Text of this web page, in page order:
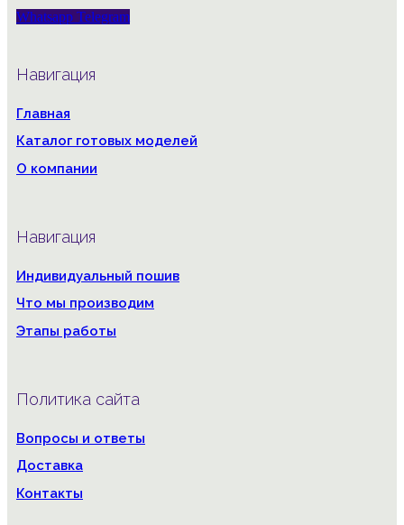
Whatsapp Telegram
Навигация
Главная
Каталог готовых моделей
О компании
Навигация
Индивидуальный пошив
Что мы производим
Этапы работы
Политика сайта
Вопросы и ответы
Доставка
Контакты